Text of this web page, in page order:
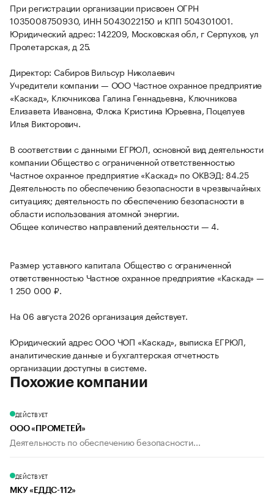
При регистрации организации присвоен ОГРН
1035008750930, ИНН 5043022150 и КПП 504301001.
Юридический адрес: 142209, Московская обл, г Серпухов, ул
Пролетарская, д 25.
Директор: Сабиров Вильсур Николаевич
Учредители компании — ООО Частное охранное предприятие
«Каскад», Ключникова Галина Геннадьевна, Ключникова
Елизавета Ивановна, Флока Кристина Юрьевна, Поцелуев
Илья Викторович.
В соответствии с данными ЕГРЮЛ, основной вид деятельности
компании Общество с ограниченной ответственностью
Частное охранное предприятие «Каскад» по ОКВЭД: 84.25
Деятельность по обеспечению безопасности в чрезвычайных
ситуациях; деятельность по обеспечению безопасности в
области использования атомной энергии.
Общее количество направлений деятельности — 4.
Размер уставного капитала Общество с ограниченной
ответственностью Частное охранное предприятие «Каскад» —
1 250 000 ₽.
На 06 августа 2026 организация действует.
Юридический адрес ООО ЧОП «Каскад», выписка ЕГРЮЛ,
аналитические данные и бухгалтерская отчетность
организации доступны в системе.
Похожие компании
ДЕЙСТВУЕТ
ООО «ПРОМЕТЕЙ»
Деятельность по обеспечению безопасности...
ДЕЙСТВУЕТ
МКУ «ЕДДС-112»